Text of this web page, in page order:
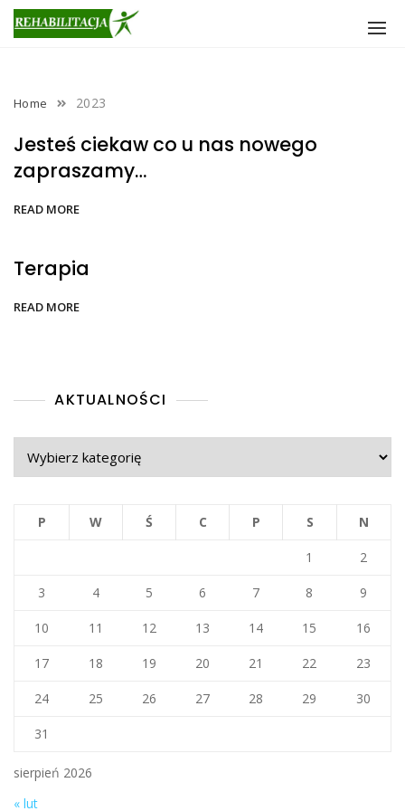
Skip
Home 2023
Jesteś ciekaw co u nas nowego
zapraszamy…
READ MORE
Terapia
READ MORE
AKTUALNOŚCI
sierpień 2026
P W Ś C P S N
1 2
3 4 5 6 7 8 9
10 11 12 13 14 15 16
17 18 19 20 21 22 23
24 25 26 27 28 29 30
31
« lut